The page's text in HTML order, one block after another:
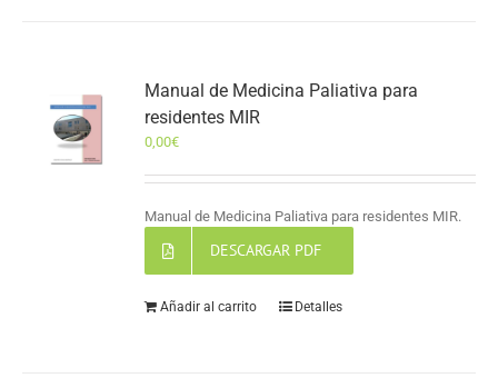
Manual de Medicina Paliativa para
residentes MIR
0,00€
Manual de Medicina Paliativa para residentes MIR.
DESCARGAR PDF
Añadir al carrito Detalles